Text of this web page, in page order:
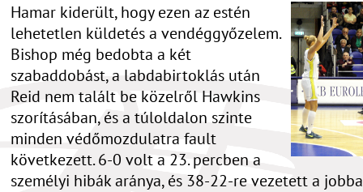
Hamar kiderült, hogy ezen az estén
lehetetlen küldetés a vendéggyőzelem.
Bishop még bedobta a két
szabaddobást, a labdabirtoklás után
Reid nem talált be közelről Hawkins
szorításában, és a túloldalon szinte
minden védőmozdulatra fault
következett. 6-0 volt a 23. percben a
személyi hibák aránya, és 38-22-re vezetett a